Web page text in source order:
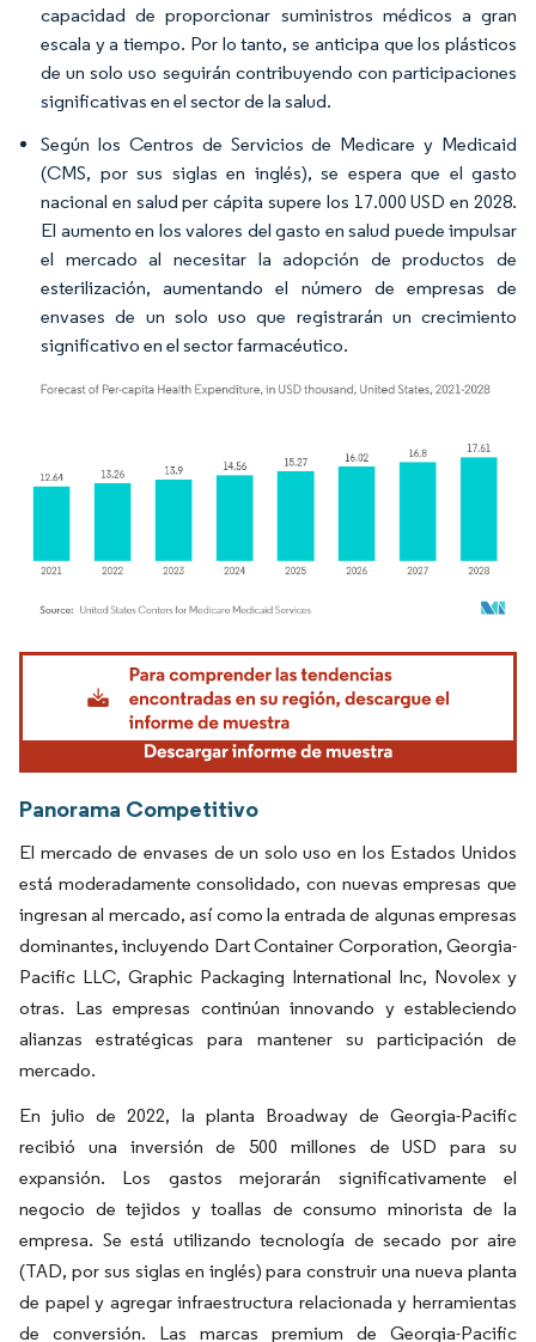
capacidad de proporcionar suministros médicos a gran
escala y a tiempo. Por lo tanto, se anticipa que los plásticos
de un solo uso seguirán contribuyendo con participaciones
significativas en el sector de la salud.
Según los Centros de Servicios de Medicare y Medicaid
(CMS, por sus siglas en inglés), se espera que el gasto
nacional en salud per cápita supere los 17.000 USD en 2028.
El aumento en los valores del gasto en salud puede impulsar
el mercado al necesitar la adopción de productos de
esterilización, aumentando el número de empresas de
envases de un solo uso que registrarán un crecimiento
significativo en el sector farmacéutico.
Imagen © Mordor Intelligence. El uso requiere atribución según CC BY 4.0.
Panorama Competitivo
El mercado de envases de un solo uso en los Estados Unidos
está moderadamente consolidado, con nuevas empresas que
ingresan al mercado, así como la entrada de algunas empresas
dominantes, incluyendo Dart Container Corporation, Georgia-
Pacific LLC, Graphic Packaging International Inc, Novolex y
otras. Las empresas continúan innovando y estableciendo
alianzas estratégicas para mantener su participación de
mercado.
En julio de 2022, la planta Broadway de Georgia-Pacific
recibió una inversión de 500 millones de USD para su
expansión. Los gastos mejorarán significativamente el
negocio de tejidos y toallas de consumo minorista de la
empresa. Se está utilizando tecnología de secado por aire
(TAD, por sus siglas en inglés) para construir una nueva planta
de papel y agregar infraestructura relacionada y herramientas
de conversión. Las marcas premium de Georgia-Pacific